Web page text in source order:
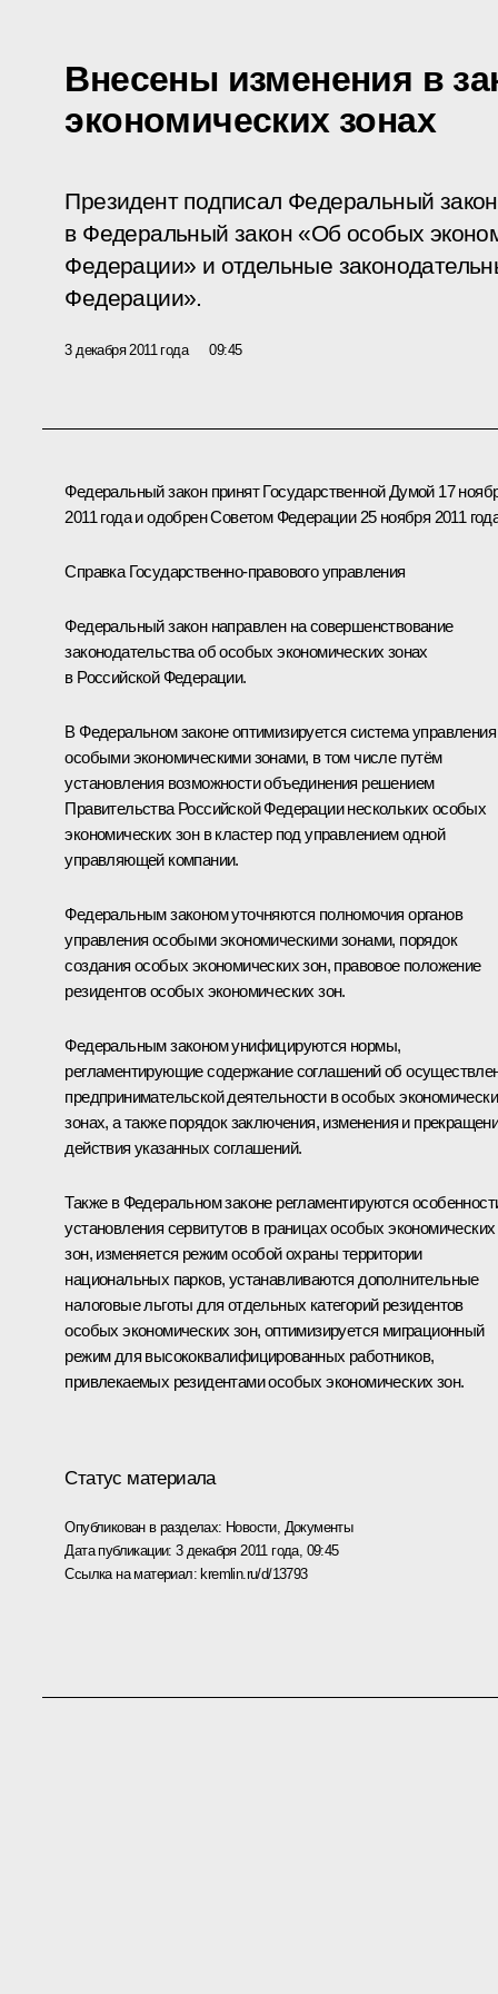
Внесены изменения в
экономических зонах
Президент подписал Федеральный
в Федеральный закон «Об особых
Федерации» и отдельные
Федерации».
3 декабря 2011 года 09:45
Федеральный закон принят Государственной Думой 17
2011 года и одобрен Советом Федерации 25 ноября 2011
Справка Государственно-правового управления
Федеральный закон направлен на совершенствование
законодательства об особых экономических зонах
в Российской Федерации.
В Федеральном законе оптимизируется система управления
особыми экономическими зонами, в том числе путём
установления возможности объединения решением
Правительства Российской Федерации нескольких особых
экономических зон в кластер под управлением одной
управляющей компании.
Федеральным законом уточняются полномочия органов
управления особыми экономическими зонами, порядок
создания особых экономических зон, правовое положение
резидентов особых экономических зон.
Федеральным законом унифицируются нормы,
регламентирующие содержание соглашений об
предпринимательской деятельности в особых
зонах, а также порядок заключения, изменения и
действия указанных соглашений.
Также в Федеральном законе регламентируются
установления сервитутов в границах особых экономических
зон, изменяется режим особой охраны территории
национальных парков, устанавливаются дополнительные
налоговые льготы для отдельных категорий резидентов
особых экономических зон, оптимизируется миграционный
режим для высококвалифицированных работников,
привлекаемых резидентами особых экономических зон.
Статус материала
Опубликован в разделах: Новости, Документы
Дата публикации:3 декабря 2011 года, 09:45
Ссылка на материал: kremlin.ru/d/13793